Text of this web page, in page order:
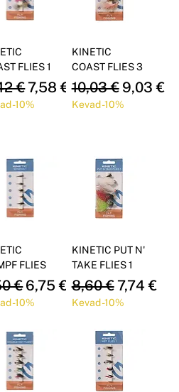
FLIES 1
цена
€Цена со скидкой
7,58 €
-10%
KINETIC
COAST FLIES 3
Обычная цена
10,03 € Цена со
9,03 €
Kevad -10%
FLIES
цена
€Цена со скидкой
6,75 €
-10%
KINETIC PUT N'
TAKE FLIES 1
Обычная цена
8,60 €Цена со
7,74 €
Kevad -10%